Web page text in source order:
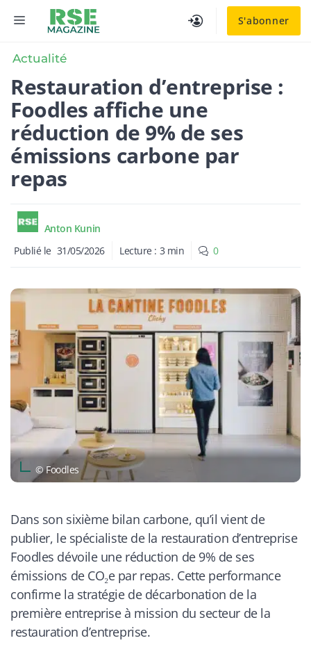
S'abonner
MENU
Actualité
Restauration d’entreprise :
Foodles affiche une
réduction de 9% de ses
émissions carbone par
repas
Anton Kunin
Publié le 31/05/2026 Lecture : 3 min 0
© Foodles
Dans son sixième bilan carbone, qu’il vient de
publier, le spécialiste de la restauration d’entreprise
Foodles dévoile une réduction de 9% de ses
émissions de CO₂e par repas. Cette performance
confirme la stratégie de décarbonation de la
première entreprise à mission du secteur de la
restauration d’entreprise.